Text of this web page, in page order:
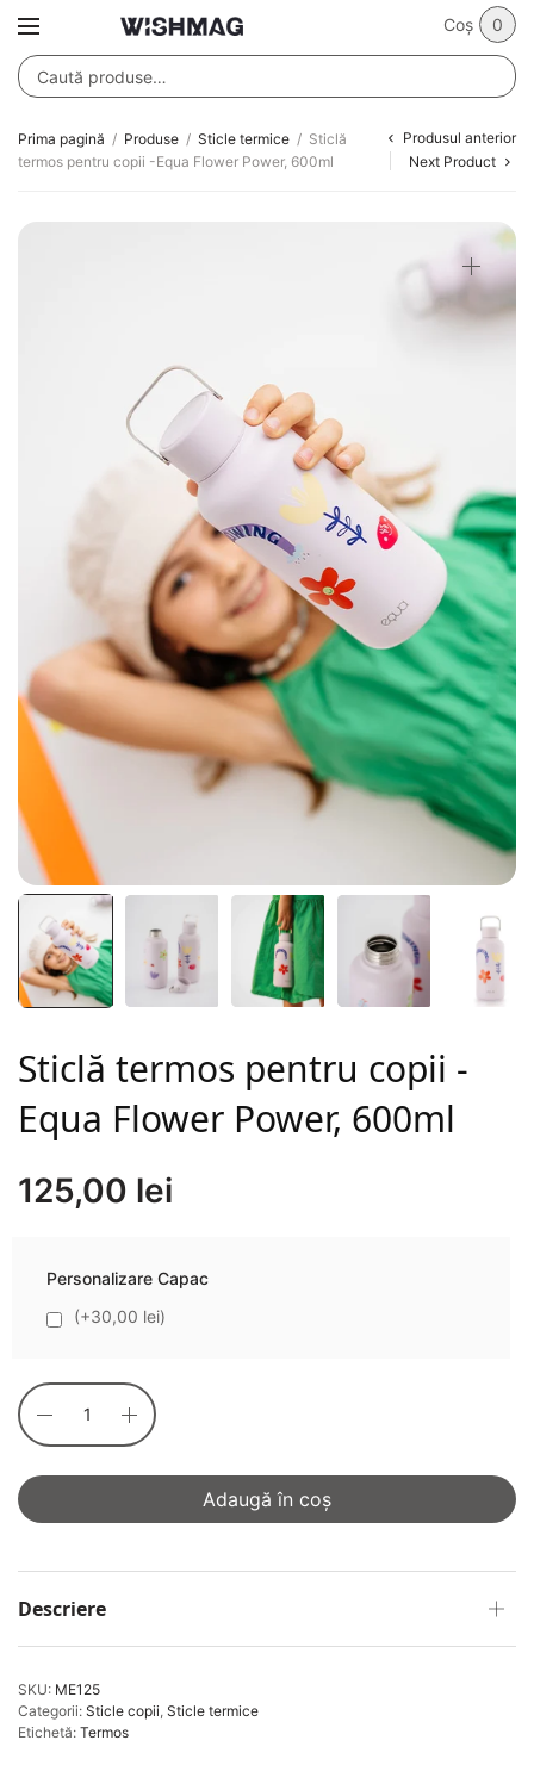
Coș 0
Prima pagină / Produse / Sticle termice / Sticlă
termos pentru copii -Equa Flower Power, 600ml
Produsul anterior
Next Product
Sticlă termos pentru copii -
Equa Flower Power, 600ml
125,00 lei
Personalizare Capac
(+30,00 lei)
Adaugă în coș
Descriere
SKU: ME125
Categorii: Sticle copii Sticle termice
Etichetă: Termos